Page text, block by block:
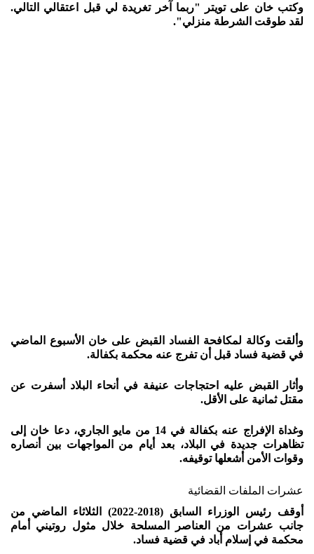
وكتب خان على تويتر "ربما آخر تغريدة لي قبل اعتقالي التالي.
لقد طوقت الشرطة منزلي".
وألقت وكالة لمكافحة الفساد القبض على خان الأسبوع الماضي
في قضية فساد قبل أن تفرج عنه محكمة بكفالة.
وأثار القبض عليه احتجاجات عنيفة في أنحاء البلاد أسفرت عن
مقتل ثمانية على الأقل.
وغداة الإفراج عنه بكفالة في 14 من مايو الجاري، دعا خان إلى
تظاهرات جديدة في البلاد، بعد أيام من المواجهات بين أنصاره
وقوات الأمن أشعلها توقيفه.
عشرات الملفات القضائية
أوقف رئيس الوزراء السابق (2018-2022) الثلاثاء الماضي من
جانب عشرات من العناصر المسلحة خلال مثول روتيني أمام
محكمة في إسلام أباد في قضية فساد.